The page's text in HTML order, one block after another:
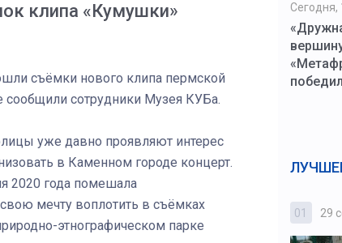
клипа «Кумушки»
съёмки нового клипа пермской
сообщили сотрудники Музея КУБа.
уже давно проявляют интерес
в Каменном городе концерт.
2020 года помешала
мечту воплотить в съёмках
этнографическом парке
Сегодня,
03 4 октября 2025 01 29